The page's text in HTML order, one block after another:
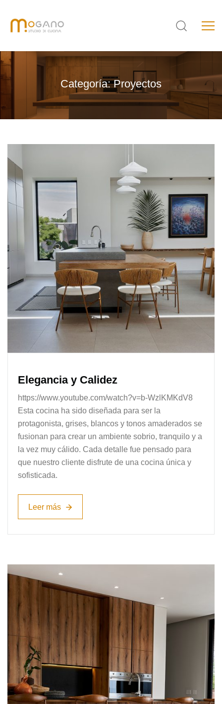
Categoría: Proyectos
Elegancia y Calidez
https://www.youtube.com/watch?v=b-WzlKMKdV8
Esta cocina ha sido diseñada para ser la
protagonista, grises, blancos y tonos amaderados se
fusionan para crear un ambiente sobrio, tranquilo y a
la vez muy cálido. Cada detalle fue pensado para
que nuestro cliente disfrute de una cocina única y
sofisticada.
Leer más
Leer más